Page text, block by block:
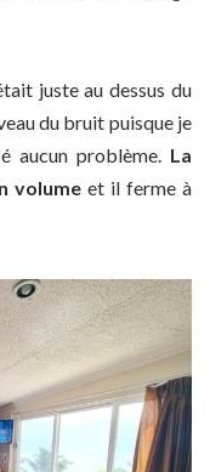
juste au dessus du
du bruit puisque je
aucun problème. La
volumeet il ferme à